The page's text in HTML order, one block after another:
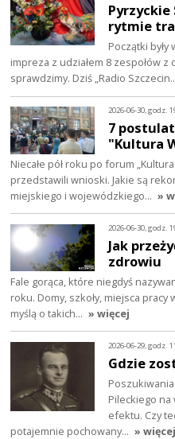
Pyrzyckie
rytmie
Początki
impreza z udziałem 8 zespołów z
sprawdzimy. Dziś „Radio
2026-06-30, godz.
7
"Kultura
Niecałe pół roku po forum
przedstawili wnioski. Jakie są
miejskiego i wojewódzkiego… »
2026-06-30, godz.
Jak
zdrowiu
Fale gorąca, które niegdyś
roku. Domy, szkoły, miejsca
myślą o takich… » więcej
2026-06-29, godz.
Gdzie
Pileckiego
efektu. Czy
potajemnie pochowany… » więcej